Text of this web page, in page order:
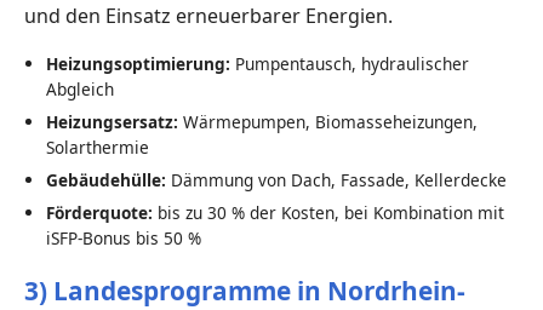
und den Einsatz erneuerbarer Energien.
Heizungsoptimierung: Pumpentausch, hydraulischer
Abgleich
Heizungsersatz: Wärmepumpen, Biomasseheizungen,
Solarthermie
Gebäudehülle: Dämmung von Dach, Fassade, Kellerdecke
Förderquote: bis zu 30 % der Kosten, bei Kombination mit
iSFP-Bonus bis 50 %
3) Landesprogramme in Nordrhein-